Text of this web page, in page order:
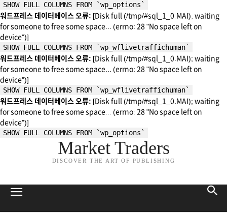
SHOW FULL COLUMNS FROM `wp_options`
워드프레스 데이터베이스 오류: [Disk full (/tmp/#sql_1_0.MAI); waiting
for someone to free some space... (errno: 28 "No space left on
device")]
SHOW FULL COLUMNS FROM `wp_wflivetraffichuman`
워드프레스 데이터베이스 오류: [Disk full (/tmp/#sql_1_0.MAI); waiting
for someone to free some space... (errno: 28 "No space left on
device")]
SHOW FULL COLUMNS FROM `wp_wflivetraffichuman`
워드프레스 데이터베이스 오류: [Disk full (/tmp/#sql_1_0.MAI); waiting
for someone to free some space... (errno: 28 "No space left on
device")]
SHOW FULL COLUMNS FROM `wp_options`
Market Traders
DISCOVER THE ART OF PUBLISHING